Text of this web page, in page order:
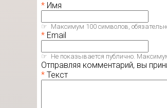
Имя
Максимум 100 символов,
Email
Не показывается публично.
Отправляя комментарий, вы
Текст